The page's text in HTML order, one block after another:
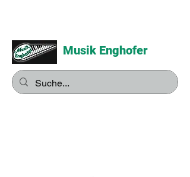
Musik Enghofer